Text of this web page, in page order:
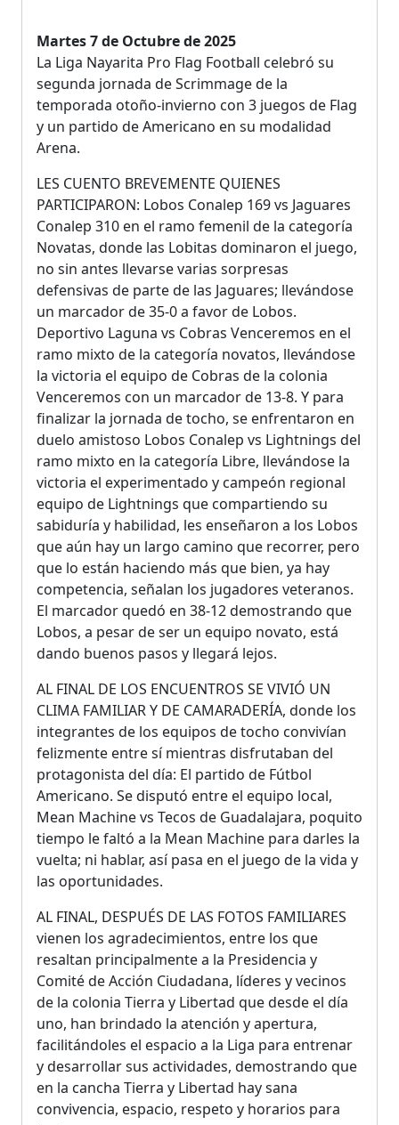
Martes 7 de Octubre de 2025
La Liga Nayarita Pro Flag Football celebró su
segunda jornada de Scrimmage de la
temporada otoño-invierno con 3 juegos de Flag
y un partido de Americano en su modalidad
Arena.
LES CUENTO BREVEMENTE QUIENES
PARTICIPARON: Lobos Conalep 169 vs Jaguares
Conalep 310 en el ramo femenil de la categoría
Novatas, donde las Lobitas dominaron el juego,
no sin antes llevarse varias sorpresas
defensivas de parte de las Jaguares; llevándose
un marcador de 35-0 a favor de Lobos.
Deportivo Laguna vs Cobras Venceremos en el
ramo mixto de la categoría novatos, llevándose
la victoria el equipo de Cobras de la colonia
Venceremos con un marcador de 13-8. Y para
finalizar la jornada de tocho, se enfrentaron en
duelo amistoso Lobos Conalep vs Lightnings del
ramo mixto en la categoría Libre, llevándose la
victoria el experimentado y campeón regional
equipo de Lightnings que compartiendo su
sabiduría y habilidad, les enseñaron a los Lobos
que aún hay un largo camino que recorrer, pero
que lo están haciendo más que bien, ya hay
competencia, señalan los jugadores veteranos.
El marcador quedó en 38-12 demostrando que
Lobos, a pesar de ser un equipo novato, está
dando buenos pasos y llegará lejos.
AL FINAL DE LOS ENCUENTROS SE VIVIÓ UN
CLIMA FAMILIAR Y DE CAMARADERÍA, donde los
integrantes de los equipos de tocho convivían
felizmente entre sí mientras disfrutaban del
protagonista del día: El partido de Fútbol
Americano. Se disputó entre el equipo local,
Mean Machine vs Tecos de Guadalajara, poquito
tiempo le faltó a la Mean Machine para darles la
vuelta; ni hablar, así pasa en el juego de la vida y
las oportunidades.
AL FINAL, DESPUÉS DE LAS FOTOS FAMILIARES
vienen los agradecimientos, entre los que
resaltan principalmente a la Presidencia y
Comité de Acción Ciudadana, líderes y vecinos
de la colonia Tierra y Libertad que desde el día
uno, han brindado la atención y apertura,
facilitándoles el espacio a la Liga para entrenar
y desarrollar sus actividades, demostrando que
en la cancha Tierra y Libertad hay sana
convivencia, espacio, respeto y horarios para